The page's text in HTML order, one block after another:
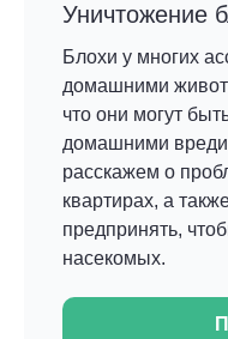
Уничтожение
Блохи у многих
домашними
что они могут
домашними
расскажем о
квартирах, а
предпринять,
насекомых.